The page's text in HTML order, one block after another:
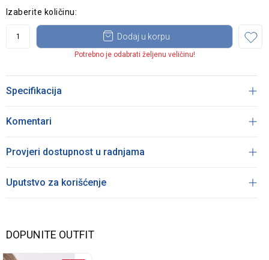
Izaberite količinu:
Dodaj u korpu
Potrebno je odabrati željenu veličinu!
Specifikacija
Komentari
Provjeri dostupnost u radnjama
Uputstvo za korišćenje
DOPUNITE OUTFIT